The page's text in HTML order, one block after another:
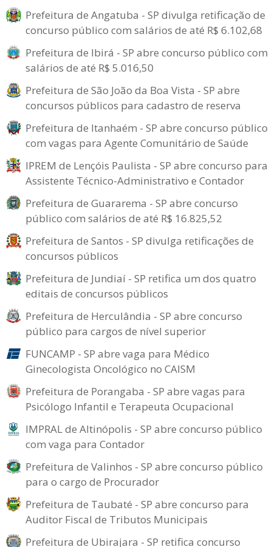
Prefeitura de Angatuba - SP divulga retificação de
concurso público com salários de até R$ 6.102,68
Prefeitura de Ibirá - SP abre concurso público com
salários de até R$ 5.016,50
Prefeitura de São João da Boa Vista - SP abre
concursos públicos para cadastro de reserva
Prefeitura de Itanhaém - SP abre concurso público
com vagas para Agente Comunitário de Saúde
IPREM de Lençóis Paulista - SP abre concurso para
Assistente Técnico-Administrativo e Contador
Prefeitura de Guararema - SP abre concurso
público com salários de até R$ 16.825,52
Prefeitura de Santos - SP divulga retificações de
concursos públicos
Prefeitura de Jundiaí - SP retifica um dos quatro
editais de concursos públicos
Prefeitura de Herculândia - SP abre concurso
público para cargos de nível superior
FUNCAMP - SP abre vaga para Médico
Ginecologista Oncológico no CAISM
Prefeitura de Porangaba - SP abre vagas para
Psicólogo Infantil e Terapeuta Ocupacional
IMPRAL de Altinópolis - SP abre concurso público
com vaga para Contador
Prefeitura de Valinhos - SP abre concurso público
para o cargo de Procurador
Prefeitura de Taubaté - SP abre concurso para
Auditor Fiscal de Tributos Municipais
Prefeitura de Ubirajara - SP retifica concurso